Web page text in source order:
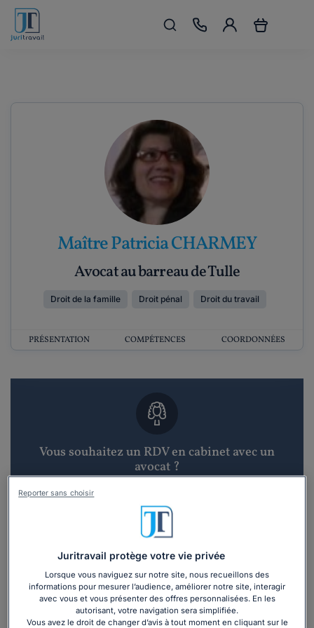
Maître Patricia CHARMEY
Avocat au barreau de Tulle
Droit de la famille Droit pénal Droit du travail
PRÉSENTATION COMPÉTENCES COORDONNÉES
Vous souhaitez un RDV en cabinet avec un
avocat ?
Recevoir des devis d'avocats
3 devis en 48h
Juritravail protège votre vie privée
Lorsque vous naviguez sur notre site, nous recueillons des
informations pour mesurer l’audience, améliorer notre site, interagir
avec vous et vous présenter des offres personnalisées. En les
autorisant, votre navigation sera simplifiée.
Vous avez le droit de changer d’avis à tout moment en cliquant sur le
Reporter sans choisir